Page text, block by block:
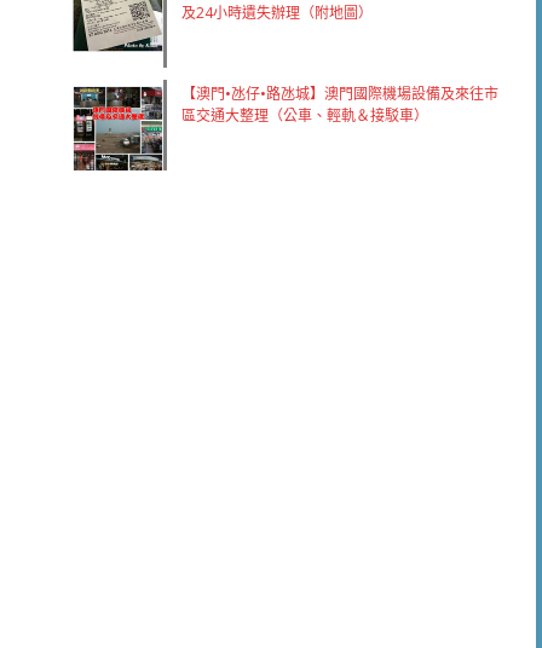
及24小時遺失辦理（附地圖）
【澳門•氹仔•路氹城】澳門國際機場設備及來往市
區交通大整理（公車、輕軌＆接駁車）